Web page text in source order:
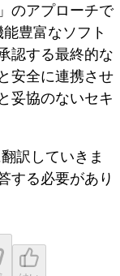
のアプローチで
豊富なソフト
認する最終的な
安全に連携させ
妥協のないセキ
訳していきま
する必要があり